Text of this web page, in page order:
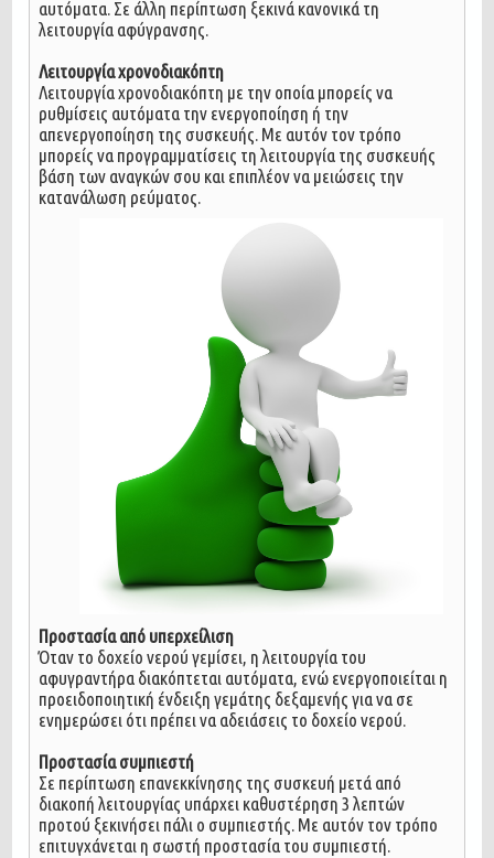
αυτόματα. Σε άλλη περίπτωση ξεκινά κανονικά τη
λειτουργία αφύγρανσης.
Λειτουργία χρονοδιακόπτη
Λειτουργία χρονοδιακόπτη με την οποία μπορείς να
ρυθμίσεις αυτόματα την ενεργοποίηση ή την
απενεργοποίηση της συσκευής. Με αυτόν τον τρόπο
μπορείς να προγραμματίσεις τη λειτουργία της συσκευής
βάση των αναγκών σου και επιπλέον να μειώσεις την
κατανάλωση ρεύματος.
Προστασία από υπερχείλιση
Όταν το δοχείο νερού γεμίσει, η λειτουργία του
αφυγραντήρα διακόπτεται αυτόματα, ενώ ενεργοποιείται η
προειδοποιητική ένδειξη γεμάτης δεξαμενής για να σε
ενημερώσει ότι πρέπει να αδειάσεις το δοχείο νερού.
Προστασία συμπιεστή
Σε περίπτωση επανεκκίνησης της συσκευή μετά από
διακοπή λειτουργίας υπάρχει καθυστέρηση 3 λεπτών
προτού ξεκινήσει πάλι ο συμπιεστής. Με αυτόν τον τρόπο
επιτυγχάνεται η σωστή προστασία του συμπιεστή.